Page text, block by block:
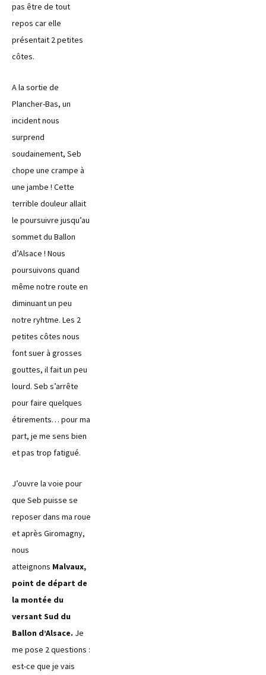
pas être de tout
repos car elle
présentait 2 petites
côtes.
A la sortie de
Plancher-Bas, un
incident nous
surprend
soudainement, Seb
chope une crampe à
une jambe ! Cette
terrible douleur allait
le poursuivre jusqu’au
sommet du Ballon
d’Alsace ! Nous
poursuivons quand
même notre route en
diminuant un peu
notre ryhtme. Les 2
petites côtes nous
font suer à grosses
gouttes, il fait un peu
lourd. Seb s’arrête
pour faire quelques
étirements… pour ma
part, je me sens bien
et pas trop fatigué.
J’ouvre la voie pour
que Seb puisse se
reposer dans ma roue
et après Giromagny,
nous
atteignons Malvaux,
point de départ de
la montée du
versant Sud du
Ballon d’Alsace. Je
me pose 2 questions :
est-ce que je vais